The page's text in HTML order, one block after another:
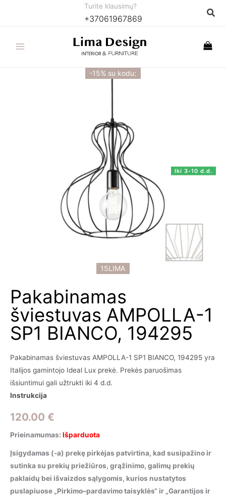
Turite klausimų?
+37061967869
15LIMA
-15% su kodu:
Iki 3-10 d.d.
Pakabinamas
šviestuvas AMPOLLA-1
SP1 BIANCO, 194295
Pakabinamas šviestuvas AMPOLLA-1 SP1 BIANCO, 194295 yra
Italijos gamintojo Ideal Lux prekė. Prekės paruošimas
išsiuntimui gali užtrukti iki 4 d.d.
Instrukcija
120.00 €
Prieinamumas: Išparduota
Įsigydamas (-a) prekę pirkėjas patvirtina, kad susipažino ir
sutinka su prekių priežiūros, grąžinimo, galimų prekių
paklaidų bei išvaizdos sąlygomis, kurios nustatytos
puslapiuose „Pirkimo–pardavimo taisyklės“ ir „Garantijos ir